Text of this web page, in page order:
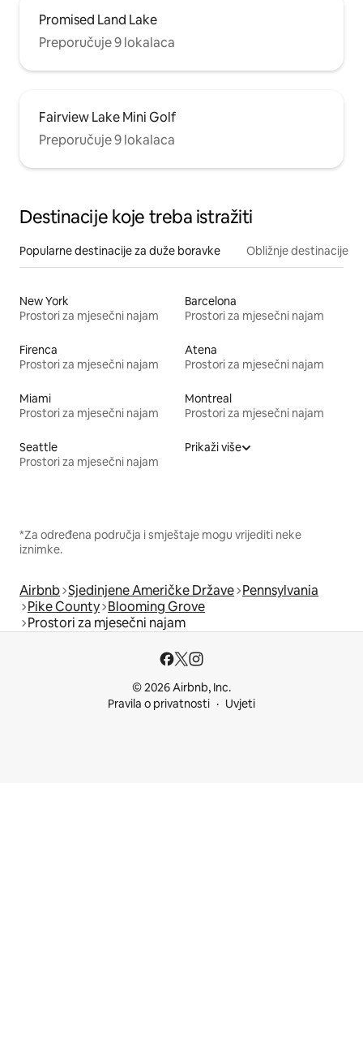
Promised Land Lake
Preporučuje 9 lokalaca
Fairview Lake Mini Golf
Preporučuje 9 lokalaca
Destinacije koje treba istražiti
Popularne destinacije za duže boravke Obližnje destinacije
New York
Prostori za mjesečni najam
Barcelona
Prostori za mjesečni najam
Firenca
Prostori za mjesečni najam
Atena
Prostori za mjesečni najam
Miami
Prostori za mjesečni najam
Montreal
Prostori za mjesečni najam
Seattle
Prostori za mjesečni najam
Prikaži više
*Za određena područja i smještaje mogu vrijediti neke
iznimke.
Airbnb Sjedinjene Američke Države Pennsylvania
Pike County Blooming Grove
Prostori za mjesečni najam
© 2026 Airbnb, Inc.
Pravila o privatnosti
Uvjeti